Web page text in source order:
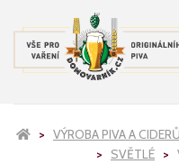
VÝROBA PIVA A CIDERŮ
SVĚTLÉ